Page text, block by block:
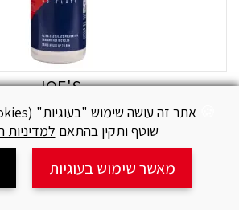
JOE'S
סופר סילאנט 1000 מל
139
₪
שיתוף חיפוש
שוטף ותקין בהתאם למדיניות
מאשר שימוש בעוגיות